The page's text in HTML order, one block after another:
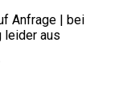
Anfrage | bei
leider aus